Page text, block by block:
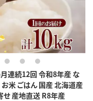
月連続12回 令和8年産 な
米 ごはん 国産 北海道産
せ 産地直送 R8年産
7 8 9